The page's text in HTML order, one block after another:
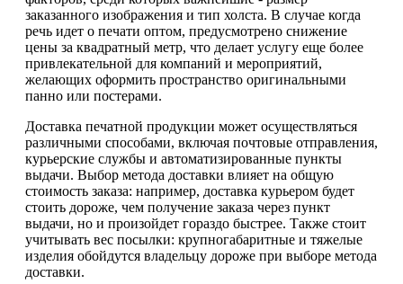
заказанного изображения и тип холста. В случае когда
речь идет о печати оптом, предусмотрено снижение
цены за квадратный метр, что делает услугу еще более
привлекательной для компаний и мероприятий,
желающих оформить пространство оригинальными
панно или постерами.
Доставка печатной продукции может осуществляться
различными способами, включая почтовые отправления,
курьерские службы и автоматизированные пункты
выдачи. Выбор метода доставки влияет на общую
стоимость заказа: например, доставка курьером будет
стоить дороже, чем получение заказа через пункт
выдачи, но и произойдет гораздо быстрее. Также стоит
учитывать вес посылки: крупногабаритные и тяжелые
изделия обойдутся владельцу дороже при выборе метода
доставки.